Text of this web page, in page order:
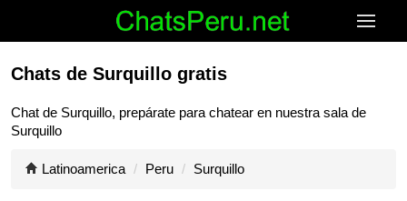
Chats de Surquillo gratis
Chat de Surquillo, prepárate para chatear en nuestra sala de
Surquillo
Latinoamerica Peru Surquillo